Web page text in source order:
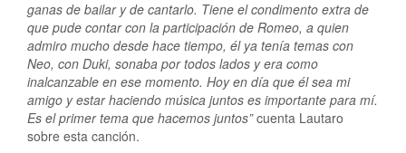
ganas de bailar y de cantarlo. Tiene el condimento extra de
que pude contar con la participación de Romeo, a quien
admiro mucho desde hace tiempo, él ya tenía temas con
Neo, con Duki, sonaba por todos lados y era como
inalcanzable en ese momento. Hoy en día que él sea mi
amigo y estar haciendo música juntos es importante para mí.
Es el primer tema que hacemos juntos”cuenta Lautaro
sobre esta canción.